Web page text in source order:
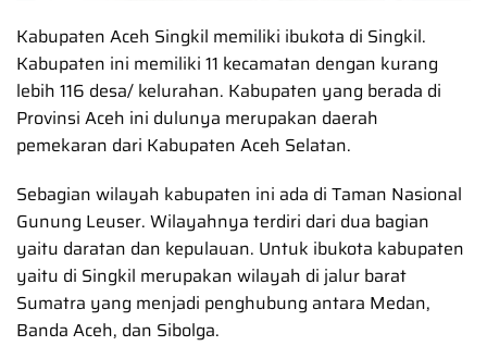
Kabupaten Aceh Singkil memiliki ibukota di Singkil.
Kabupaten ini memiliki 11 kecamatan dengan kurang
lebih 116 desa/ kelurahan. Kabupaten yang berada di
Provinsi Aceh ini dulunya merupakan daerah
pemekaran dari Kabupaten Aceh Selatan.
Sebagian wilayah kabupaten ini ada di Taman Nasional
Gunung Leuser. Wilayahnya terdiri dari dua bagian
yaitu daratan dan kepulauan. Untuk ibukota kabupaten
yaitu di Singkil merupakan wilayah di jalur barat
Sumatra yang menjadi penghubung antara Medan,
Banda Aceh, dan Sibolga.